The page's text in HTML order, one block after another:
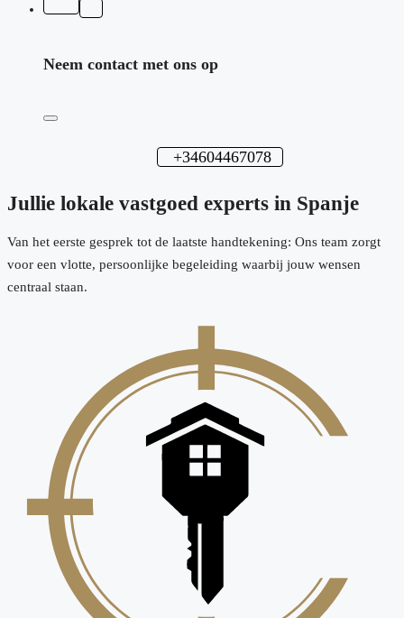
Neem contact met ons op
+34604467078
Jullie lokale vastgoed experts in Spanje
Van het eerste gesprek tot de laatste handtekening: Ons team zorgt
voor een vlotte, persoonlijke begeleiding waarbij jouw wensen
centraal staan.